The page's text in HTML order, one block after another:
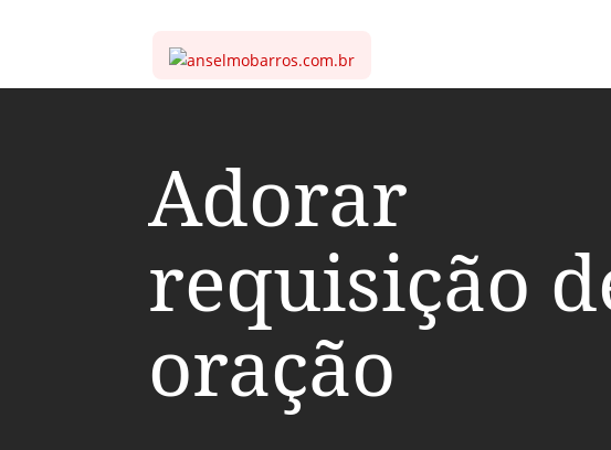
Adorar
requisição
oração